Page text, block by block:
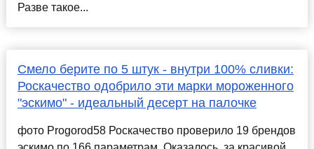
Разве такое...
Смело берите по 5 штук - внутри 100% сливки:
Роскачество одобрило эти марки мороженного
"эскимо" - идеальный десерт на палочке
фото Progorod58 Роскачество проверило 19 брендов